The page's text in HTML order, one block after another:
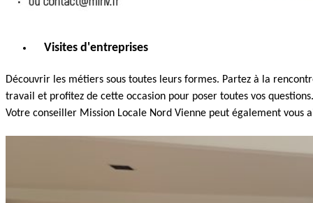
Visites d'entreprises
Découvrir les métiers sous toutes leurs formes. Partez à la
travail et profitez de cette occasion pour poser toutes vos questions.
Votre conseiller Mission Locale Nord Vienne peut également vous